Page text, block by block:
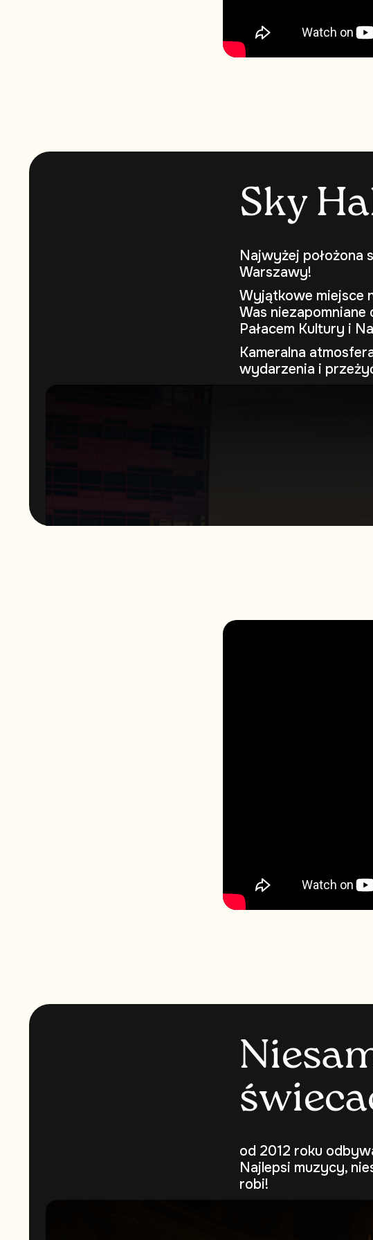
Sky Ha
Najwyżej położona
Warszawy!
Wyjątkowe miejsce
Was
Pałacem Kultury i
Kameralna
wydarzenia i
Niesa
świeca
od 2012 roku
Najlepsi muzycy,
robi!